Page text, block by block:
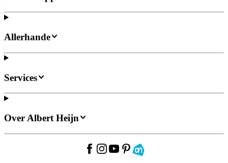
Allerhande
Services
Over Albert Heijn